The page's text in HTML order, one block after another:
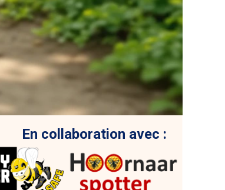
En collaboration avec :